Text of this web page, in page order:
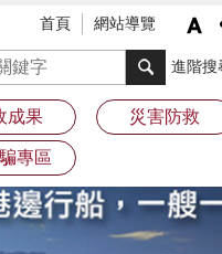
首頁 網站導覽
進階搜
成果 災害防救
專區